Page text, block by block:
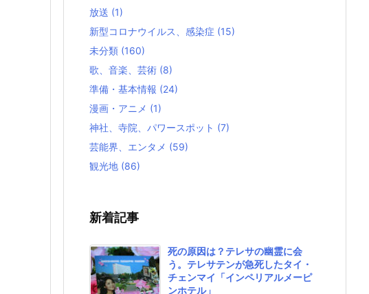
放送 (1)
新型コロナウイルス、感染症 (15)
未分類 (160)
歌、音楽、芸術 (8)
準備・基本情報 (24)
漫画・アニメ (1)
神社、寺院、パワースポット (7)
芸能界、エンタメ (59)
観光地 (86)
新着記事
死の原因は？テレサの幽霊に会
う。テレサテンが急死したタイ・
チェンマイ「インペリアルメーピ
ンホテル」